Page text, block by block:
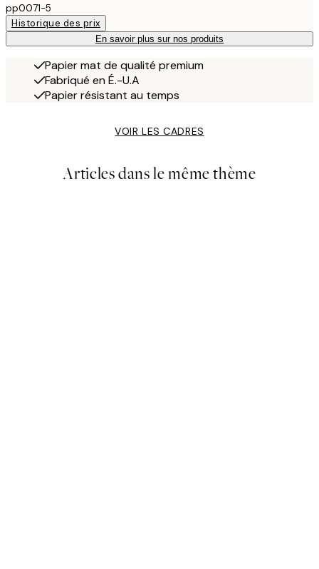
pp0071-5
Historique des prix
En savoir plus sur nos produits
Papier mat de qualité premium
Fabriqué en É.-U.A
Papier résistant au temps
VOIR LES CADRES
Articles dans le même thème